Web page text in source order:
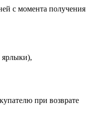
с момента получения
ярлыки),
при возврате